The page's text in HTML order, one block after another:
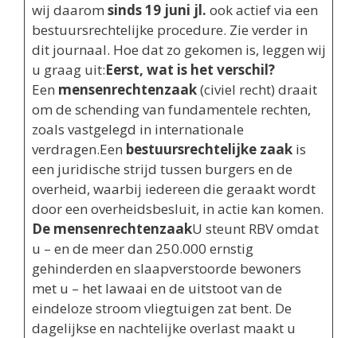
wij daarom sinds 19 juni jl. ook actief via een
bestuursrechtelijke procedure. Zie verder in
dit journaal. Hoe dat zo gekomen is, leggen wij
u graag uit:Eerst, wat is het verschil?
Een mensenrechtenzaak(civiel recht) draait
om de schending van fundamentele rechten,
zoals vastgelegd in internationale
verdragen.Een bestuursrechtelijke zaakis
een juridische strijd tussen burgers en de
overheid, waarbij iedereen die geraakt wordt
door een overheidsbesluit, in actie kan komen.
De mensenrechtenzaakU steunt RBV omdat
u – en de meer dan 250.000 ernstig
gehinderden en slaapverstoorde bewoners
met u – het lawaai en de uitstoot van de
eindeloze stroom vliegtuigen zat bent. De
dagelijkse en nachtelijke overlast maakt u